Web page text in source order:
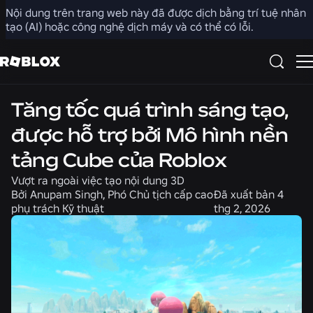
Nội dung trên trang web này đã được dịch bằng trí tuệ nhân
tạo (AI) hoặc công nghệ dịch máy và có thể có lỗi.
Chia sẻ
Sản phẩm
Tăng tốc quá trình sáng tạo,
được hỗ trợ bởi Mô hình nền
tảng Cube của Roblox
Vượt ra ngoài việc tạo nội dung 3D
Bởi Anupam Singh, Phó Chủ tịch cấp cao
phụ trách Kỹ thuật
Đã xuất bản 4
thg 2, 2026